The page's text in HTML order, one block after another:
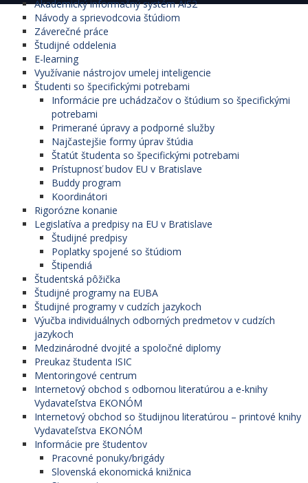
Akademický informačný systém AiS2
Návody a sprievodcovia štúdiom
Záverečné práce
Študijné oddelenia
E-learning
Využívanie nástrojov umelej inteligencie
Študenti so špecifickými potrebami
Informácie pre uchádzačov o štúdium so špecifickými
potrebami
Primerané úpravy a podporné služby
Najčastejšie formy úprav štúdia
Štatút študenta so špecifickými potrebami
Prístupnosť budov EU v Bratislave
Buddy program
Koordinátori
Rigorózne konanie
Legislatíva a predpisy na EU v Bratislave
Študijné predpisy
Poplatky spojené so štúdiom
Štipendiá
Študentská pôžička
Študijné programy na EUBA
Študijné programy v cudzích jazykoch
Výučba individuálnych odborných predmetov v cudzích
jazykoch
Medzinárodné dvojité a spoločné diplomy
Preukaz študenta ISIC
Mentoringové centrum
Internetový obchod s odbornou literatúrou a e-knihy
Vydavateľstva EKONÓM
Internetový obchod so študijnou literatúrou – printové knihy
Vydavateľstva EKONÓM
Informácie pre študentov
Pracovné ponuky/brigády
Slovenská ekonomická knižnica